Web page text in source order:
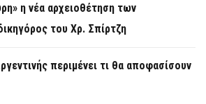
η νέα αρχειοθέτηση των
του Χρ. Σπίρτζη
περιμένει τι θα αποφασίσουν